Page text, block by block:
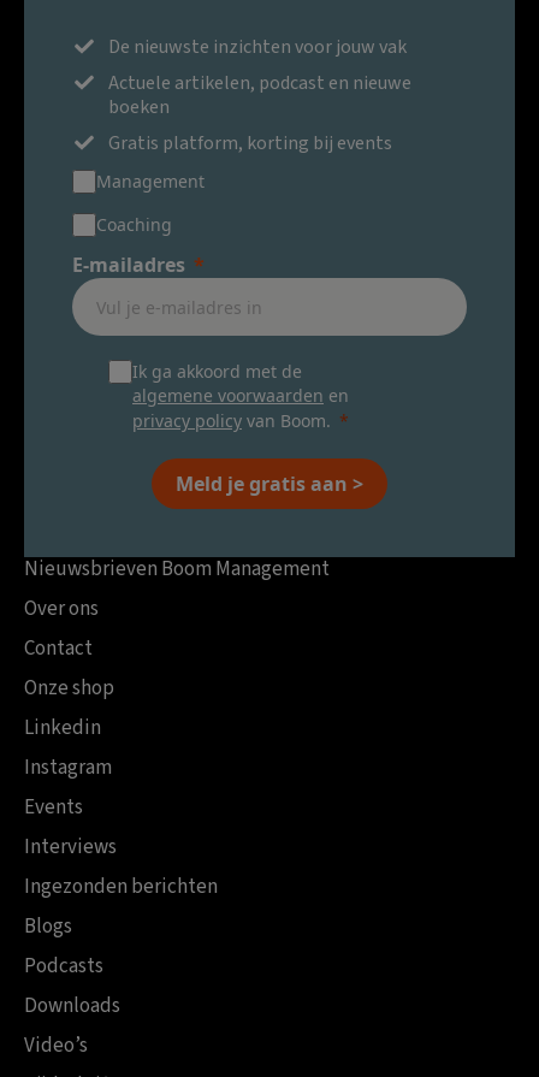
De nieuwste inzichten voor jouw vak
Actuele artikelen, podcast en nieuwe
boeken
Gratis platform, korting bij events
Management
Coaching
E-mailadres
Ik ga akkoord met de
algemene voorwaarden en
privacy policy van Boom.
Meld je gratis aan >
Nieuwsbrieven Boom Management
Over ons
Contact
Onze shop
Linkedin
Instagram
Events
Interviews
Ingezonden berichten
Blogs
Podcasts
Downloads
Video’s